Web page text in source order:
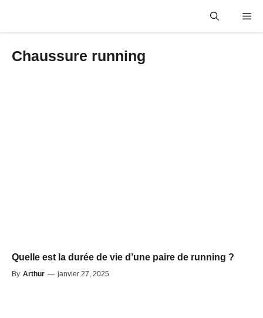
Chaussure running
Quelle est la durée de vie d’une paire de running ?
By Arthur — janvier 27, 2025